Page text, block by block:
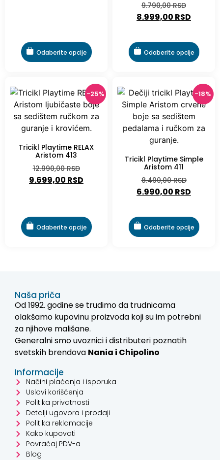
Odaberite opcije
9.790,00RSD
8.999,00 RSD
Odaberite opcije
-25%
Tricikl Playtime RELAX
Aristom 413
12.990,00RSD
9.699,00 RSD
Odaberite opcije
-18%
Tricikl Playtime Simple
Aristom 411
8.490,00RSD
6.990,00 RSD
Odaberite opcije
Naša priča
Od 1992. godine se trudimo da trudnicama
olakšamo kupovinu proizvoda koji su im potrebni
za njihove mališane.
Generalni smo uvoznici i distributeri poznatih
svetskih brendova Nania i Chipolino
Informacije
Načini plaćanja i isporuka
Uslovi korišćenja
Politika privatnosti
Detalji ugovora i prodaji
Politika reklamacije
Kako kupovati
Povraćaj PDV-a
Blog